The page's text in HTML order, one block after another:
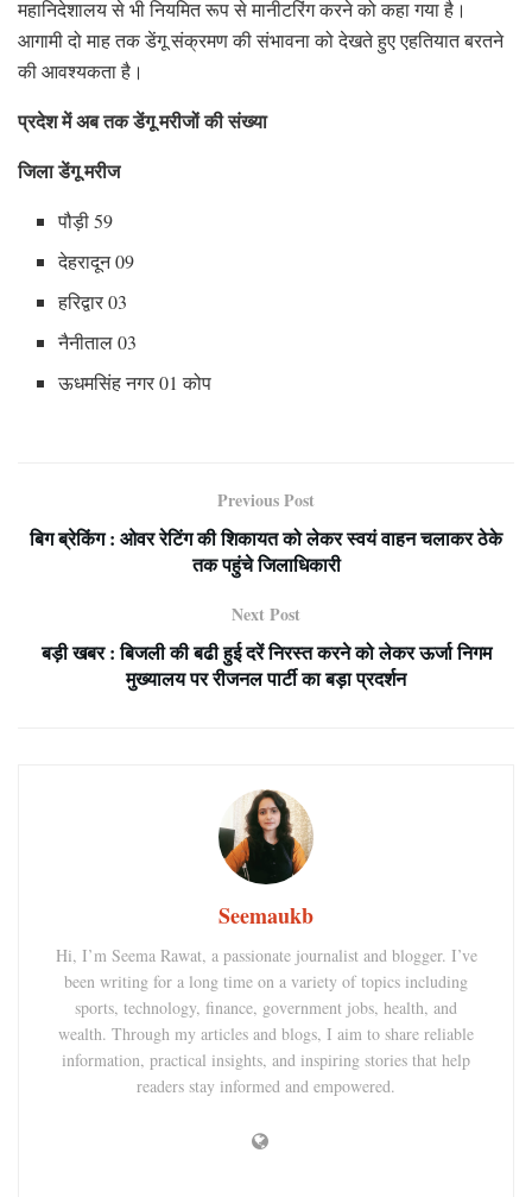
महानिदेशालय से भी नियमित रूप से मानीटरिंग करने को कहा गया है।
आगामी दो माह तक डेंगू संक्रमण की संभावना को देखते हुए एहतियात बरतने
की आवश्यकता है।
प्रदेश में अब तक डेंगू मरीजों की संख्या
जिला डेंगू मरीज
पौड़ी 59
देहरादून 09
हरिद्वार 03
नैनीताल 03
ऊधमसिंह नगर 01 कोप
Previous Post
बिग ब्रेकिंग : ओवर रेटिंग की शिकायत को लेकर स्वयं वाहन चलाकर ठेके
तक पहुंचे जिलाधिकारी
Next Post
बड़ी खबर : बिजली की बढी हुई दरें निरस्त करने को लेकर ऊर्जा निगम
मुख्यालय पर रीजनल पार्टी का बड़ा प्रदर्शन
Seemaukb
Hi, I’m Seema Rawat, a passionate journalist and blogger. I’ve
been writing for a long time on a variety of topics including
sports, technology, finance, government jobs, health, and
wealth. Through my articles and blogs, I aim to share reliable
information, practical insights, and inspiring stories that help
readers stay informed and empowered.